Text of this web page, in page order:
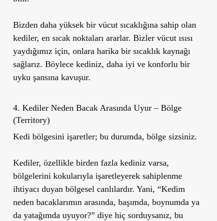
Bizden daha yüksek bir vücut sıcaklığına sahip olan
kediler, en sıcak noktaları ararlar. Bizler vücut ısısı
yaydığımız için, onlara harika bir sıcaklık kaynağı
sağlarız. Böylece kediniz, daha iyi ve konforlu bir
uyku şansına kavuşur.
4. Kediler Neden Bacak Arasında Uyur – Bölge
(Territory)
Kedi bölgesini işaretler; bu durumda, bölge sizsiniz.
Kediler, özellikle birden fazla kediniz varsa,
bölgelerini kokularıyla işaretleyerek sahiplenme
ihtiyacı duyan bölgesel canlılardır. Yani, “Kedim
neden bacaklarımın arasında, başımda, boynumda ya
da yatağımda uyuyor?” diye hiç sorduysanız, bu